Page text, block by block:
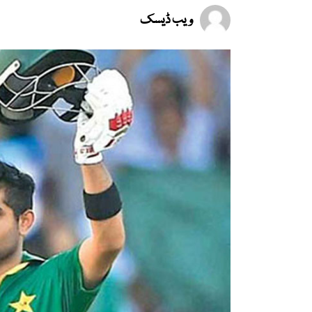
ویب ڈیسک